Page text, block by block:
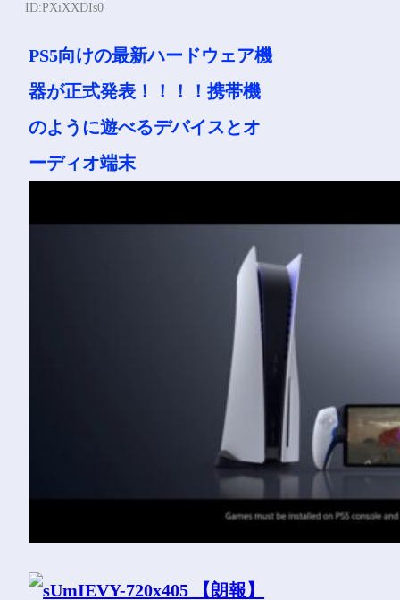
ID:PXiXXDIs0
PS5向けの最新ハードウェア機
器が正式発表！！！！携帯機
のように遊べるデバイスとオ
ーディオ端末